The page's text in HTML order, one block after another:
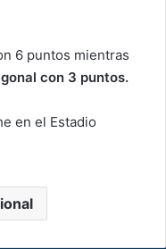
6 puntos mientras
con 3 puntos.
en el Estadio